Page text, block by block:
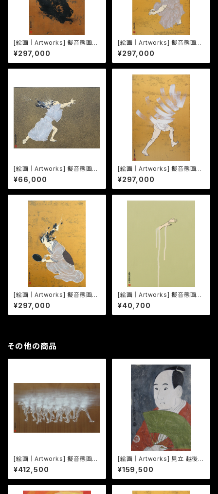
[絵画｜Artworks] 擬音態画伝
うならうなら｜Unaraunara
¥297,000
[絵画｜Artworks] 擬音態画伝
ゆたゆた｜Yutayuta
¥297,000
[絵画｜Artworks] 擬音態画伝
さっく｜Sakku
¥66,000
[絵画｜Artworks] 擬音態画伝
にょっぽり｜Nyoppori
¥297,000
[絵画｜Artworks] 擬音態画伝
うんすん｜Unsun
¥297,000
[絵画｜Artworks] 擬音態画伝
しゃらりしゃらり｜Shararishar
ari
¥40,700
その他の商品
[絵画｜Artworks] 擬音態画伝
いんぞ｜Inzo
¥412,500
[絵画｜Artworks] 見立 越後佐
藤佐平治翁乃図
¥159,500